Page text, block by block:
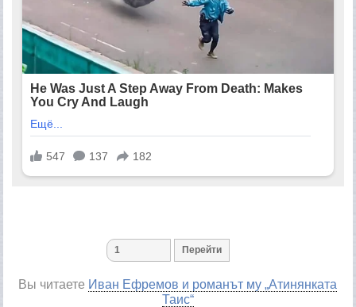
Вы читаете Иван Ефремов и романът му „Атинянката
Таис“